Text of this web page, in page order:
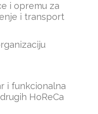
i opremu za
i transport
i funkcionalna
HoReCa